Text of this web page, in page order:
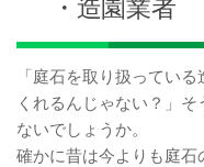
・造園業者
「庭石を取り扱ってい
くれるんじゃない？」
ないでしょうか。
確かに昔は今よりも庭